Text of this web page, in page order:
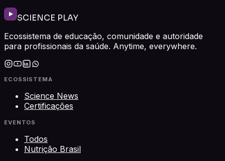
SCIENCE PLAY
Ecossistema de educação, comunidade e autoridade
para profissionais da saúde. Anytime, everywhere.
ECOSSISTEMA
Science News
Certificações
EVENTOS
Todos
Nutrição Brasil